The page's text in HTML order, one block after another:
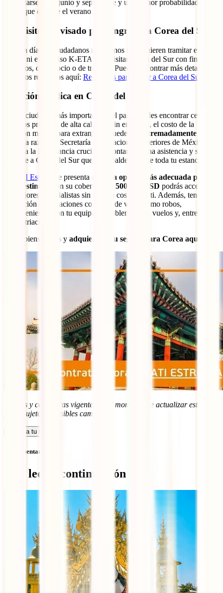
presentarse entre junio y septiembre y una menor probabilidad de
lluvia que durante el verano.
Requisitos de visado para ingresar a Corea del Sur
Hoy en día, los ciudadanos mexicanos no requieren tramitar el
visado ni el permiso K-ETA para visitar Corea del Sur con fines
turísticos, de negocio o de tránsito. Puedes encontrar más detalles
sobre los requisitos aquí: Requisitos para viajar a Corea del Sur
Atención médica en Corea del Sur
En las ciudades más importantes del país, puedes encontrar centros
médicos privados de alta calidad. Sin embargo, el costo de la
atención médica para extranjeros puede ser
extremadamente alto
Por esta razón, la Secretaría de Relaciones Exteriores de México
subraya la importancia crucial de contar con una asistencia y seguro
de viaje a Corea del Sur que te respalde durante toda tu estancia.
IATI Estrella se presenta como
la opción más adecuada para
este destino
, y con su cobertura de 500,000 USD podrás acceder a
los mejores especialistas sin ningún costo para ti. Además, tendrás
protección en situaciones comunes de viaje, como robos,
inconvenientes con tu equipaje, problemas con vuelos y, entre otros,
la repatriación.
No lo pienses más y adquiere ya tu seguro para Corea aquí
Precios y coberturas vigentes en el momento de actualizar esta
guía. Sujetos a posibles cambios.
Calcula tu seguro
Sin comentarios
Qué leer a continuación